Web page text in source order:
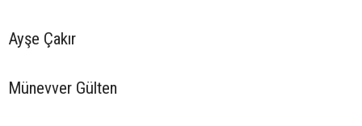
Ayşe Çakır
Münevver Gülten